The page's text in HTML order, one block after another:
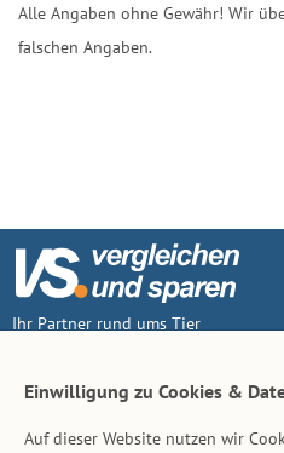
Alle Angaben ohne Gewähr! Wir
falschen Angaben.
Ihr Partner rund ums Tier
Einwilligung zu Cookies &
Auf dieser Website nutzen wir